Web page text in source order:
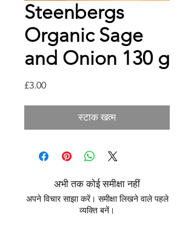
Steenbergs
Organic Sage
and Onion 130 g
£3.00मूल्य
स्टाक खत्म
अभी तक कोई समीक्षा नहीं
अपने विचार साझा करें। समीक्षा लिखने वाले पहले
व्यक्ति बनें।